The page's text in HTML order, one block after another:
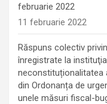
februarie 2022
11 februarie 2022
Răspuns colectiv
înregistrate la
neconstituționalitatea
din Ordonanța de
unele măsuri fiscal-